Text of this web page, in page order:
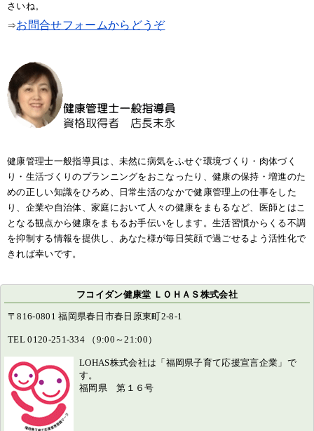
さいね。
⇒お問合せフォームからどうぞ
健康管理士一般指導員は、未然に病気をふせぐ環境づくり・肉体づく
り・生活づくりのプランニングをおこなったり、健康の保持・増進のた
めの正しい知識をひろめ、日常生活のなかで健康管理上の仕事をした
り、企業や自治体、家庭において人々の健康をまもるなど、医師とはこ
となる観点から健康をまもるお手伝いをします。生活習慣からくる不調
を抑制する情報を提供し、あなた様が毎日笑顔で過ごせるよう活性化で
きれば幸いです。
フコイダン健康堂 ＬＯＨＡＳ株式会社
〒816-0801 福岡県春日市春日原東町2-8-1
TEL 0120-251-334 （9:00～21:00）
LOHAS株式会社は「福岡県子育て応援宣言企業」で
す。
福岡県 第１６号